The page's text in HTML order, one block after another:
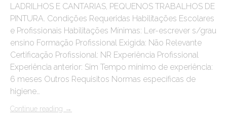
LADRILHOS E CANTARIAS, PEQUENOS TRABALHOS DE
PINTURA. Condições Requeridas Habilitações Escolares
e Profissionais Habilitações Mínimas: Ler-escrever s/grau
ensino Formação Profissional Exigida: Não Relevante
Certificação Profissional: NR Experiência Profissional
Experiência anterior: Sim Tempo mínimo de experiência:
6 meses Outros Requisitos Normas específicas de
higiene…
Continue reading →